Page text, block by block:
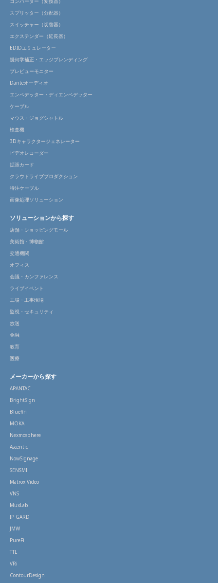
スプリッター（分配器）
スイッチャー（切替器）
エクステンダー（延長器）
EDIDエミュレーター
幾何学補正・エッジブレンディング
プレビューモニター
Danteオーディオ
エンベデッター・ディエンベデッター
ケーブル
マウス・ジョグシャトル
検査機
3Dキャラクタージェネレーター
ビデオレコーダー
拡張カード
クラウドライブプロダクション
特注ケーブル
画像処理ソリューション
ソリューションから探す
店舗・ショッピングモール
美術館・博物館
交通機関
オフィス
会議・カンファレンス
ライブイベント
工場・工事現場
監視・セキュリティ
放送
金融
教育
医療
メーカーから探す
APANTAC
BrightSign
Bluefin
MOKA
Nexmosphere
Ascentic
NowSignage
SENSMI
Matrox Video
VNS
MuxLab
IP GARD
JMW
PureFi
TTL
VRi
ContourDesign